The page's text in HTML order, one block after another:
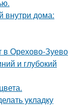
внутри дома:
в Орехово-Зуево
и глубокий
укладку